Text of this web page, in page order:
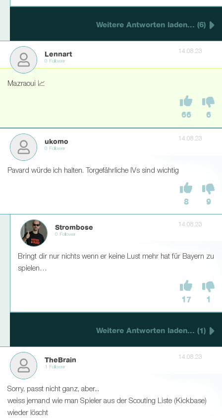
Weitere Antworten laden... (6)
Lennart
0 Follower
14.08.23
Mazraoui 📈
66 6
ukomo
0 Follower
14.08.23
Pavard würde ich halten. Torgefährliche IVs sind wichtig
8 9
Strombose
0 Follower
14.08.23
Bringt dir nur nichts wenn er keine Lust mehr hat für Bayern zu
spielen…
17 1
Weitere Antworten laden... (1)
TheBrain
1 Follower
14.08.23
Sorry, passt nicht ganz, aber...
weiss jemand wie man Spieler aus der Scouting Liste (Kickbase)
wieder löscht